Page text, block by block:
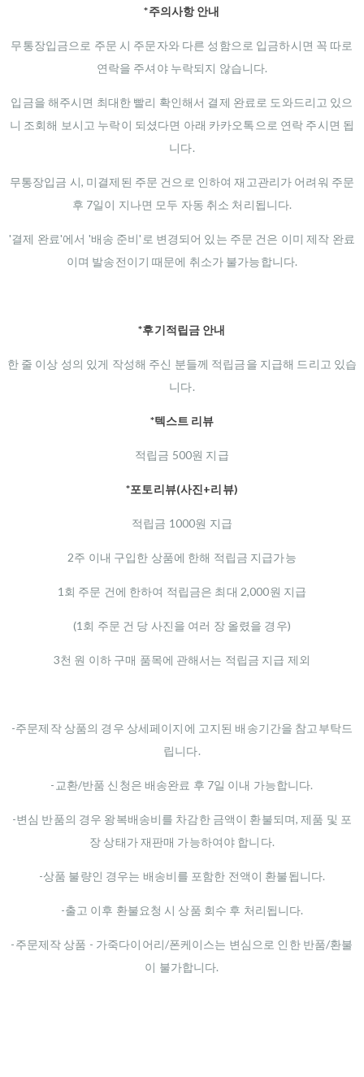
*주의사항 안내
무통장입금으로 주문 시 주문자와 다른 성함으로 입금하시면 꼭 따로
연락을 주셔야 누락되지 않습니다.
입금을 해주시면 최대한 빨리 확인해서 결제 완료로 도와드리고 있으
니 조회해 보시고 누락이 되셨다면 아래 카카오톡으로 연락 주시면 됩
니다.
무통장입금 시, 미결제된 주문 건으로 인하여 재고관리가 어려워 주문
후 7일이 지나면 모두 자동 취소 처리됩니다.
'결제 완료'에서 '배송 준비'로 변경되어 있는 주문 건은 이미 제작 완료
이며 발송전이기 때문에 취소가 불가능합니다.
*후기적립금 안내
한 줄 이상 성의 있게 작성해 주신 분들께 적립금을 지급해 드리고 있습
니다.
*텍스트 리뷰
적립금 500원 지급
*포토리뷰(사진+리뷰)
적립금 1000원 지급
2주 이내 구입한 상품에 한해 적립금 지급가능
1회 주문 건에 한하여 적립금은 최대 2,000원 지급
(1회 주문 건 당 사진을 여러 장 올렸을 경우)
3천 원 이하 구매 품목에 관해서는 적립금 지급 제외
-주문제작 상품의 경우 상세페이지에 고지된 배송기간을 참고부탁드
립니다.
-교환/반품 신청은 배송완료 후 7일 이내 가능합니다.
-변심 반품의 경우 왕복배송비를 차감한 금액이 환불되며, 제품 및 포
장 상태가 재판매 가능하여야 합니다.
-상품 불량인 경우는 배송비를 포함한 전액이 환불됩니다.
-출고 이후 환불요청 시 상품 회수 후 처리됩니다.
-주문제작 상품 - 가죽다이어리/폰케이스는 변심으로 인한 반품/환불
이 불가합니다.